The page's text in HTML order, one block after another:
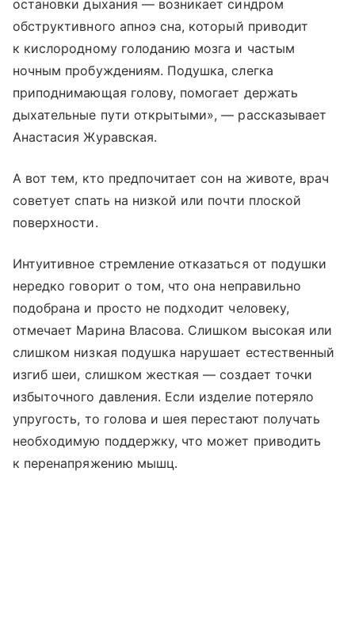
остановки дыхания — возникает синдром
обструктивного апноэ сна, который приводит
к кислородному голоданию мозга и частым
ночным пробуждениям. Подушка, слегка
приподнимающая голову, помогает держать
дыхательные пути открытыми», — рассказывает
Анастасия Журавская.
А вот тем, кто предпочитает сон на животе, врач
советует спать на низкой или почти плоской
поверхности.
Интуитивное стремление отказаться от подушки
нередко говорит о том, что она неправильно
подобрана и просто не подходит человеку,
отмечает Марина Власова. Слишком высокая или
слишком низкая подушка нарушает естественный
изгиб шеи, слишком жесткая — создает точки
избыточного давления. Если изделие потеряло
упругость, то голова и шея перестают получать
необходимую поддержку, что может приводить
к перенапряжению мышц.